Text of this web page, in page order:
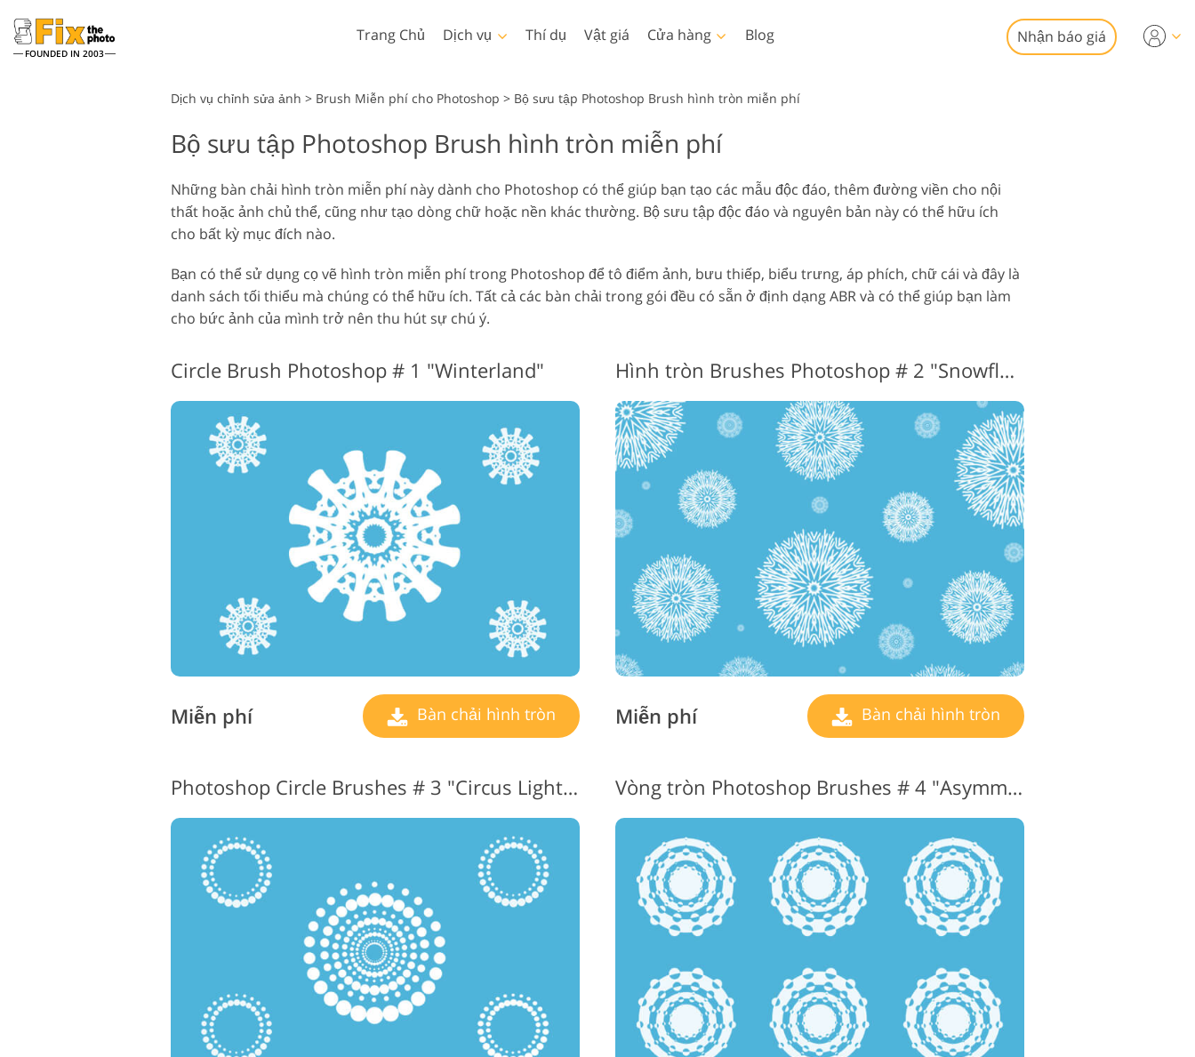
FOUNDED IN 2003
Trang Chủ Dịch vụ
chụp đầu
bé
động sản
Dịch vụ chỉnh sửa ảnh cưới
Mô hình quần áo được tạo
ra bằng AI
Dịch vụ chỉnh sửa hình ảnh Dịch vụ phục hồi ảnh
Dịch vụ chỉnh sửa sản
Dịch vụ sửa lại đồ trang sức Dữ liệu Đào tạo AI Dịch vụ chỉnh sửa video
Thí dụ Vật giá Cửa hàng
Lightroom
Cài đặt sẵn Lightroom
trước LR
Thỏa thuận tốt nhất
Presets
Photoshop
Thao tác Photoshop
Lớp phủ Photoshop
Hoạ tiết Photoshop
sưu tập
Ps Overlay Toàn bộ Bộ
sưu tập
Templates
Mẫu
Thiệp ngày lễ tình nhân
Thiệp mời đám cưới
Blog Nhận báo giá
Dịch vụ chỉnh sửa ảnh > Brush Miễn phí cho Photoshop > Bộ sưu tập Photoshop Brush hình tròn miễn phí
Bộ sưu tập Photoshop Brush hình tròn miễn phí
Những bàn chải hình tròn miễn phí này dành cho Photoshop có thể giúp bạn tạo các mẫu độc đáo, thêm đường viền cho nội
thất hoặc ảnh chủ thể, cũng như tạo dòng chữ hoặc nền khác thường. Bộ sưu tập độc đáo và nguyên bản này có thể hữu ích
cho bất kỳ mục đích nào.
Bạn có thể sử dụng cọ vẽ hình tròn miễn phí trong Photoshop để tô điểm ảnh, bưu thiếp, biểu trưng, áp phích, chữ cái và đây là
danh sách tối thiểu mà chúng có thể hữu ích. Tất cả các bàn chải trong gói đều có sẵn ở định dạng ABR và có thể giúp bạn làm
cho bức ảnh của mình trở nên thu hút sự chú ý.
Circle Brush Photoshop # 1 "Winterland"
Miễn phí Bàn chải hình tròn
Hình tròn Brushes Photoshop # 2 "Snowflakes"
Miễn phí Bàn chải hình tròn
Photoshop Circle Brushes # 3 "Circus Lights" Vòng tròn Photoshop Brushes # 4 "Asymmetry"